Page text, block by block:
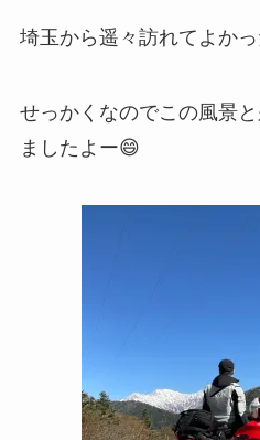
埼玉から遥々訪れてよか
せっかくなのでこの風景
ましたよー😄